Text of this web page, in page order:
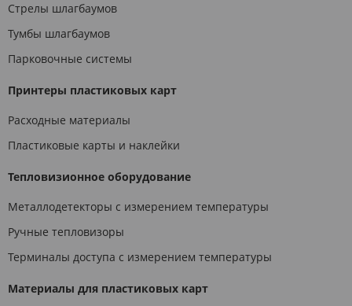
Стрелы шлагбаумов
Тумбы шлагбаумов
Парковочные системы
Принтеры пластиковых карт
Расходные материалы
Пластиковые карты и наклейки
Тепловизионное оборудование
Металлодетекторы с измерением температуры
Ручные тепловизоры
Терминалы доступа с измерением температуры
Материалы для пластиковых карт